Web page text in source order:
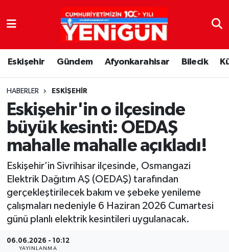
Eskişehir Gündem Afyonkarahisar Bilecik
HABERLER ESKIŞEHIR
Eskişehir'in o ilçesinde
büyük kesinti: OEDAŞ
mahalle mahalle açıkladı!
Eskişehir’in Sivrihisar ilçesinde, Osmangazi
Elektrik Dağıtım AŞ (OEDAŞ) tarafından
gerçekleştirilecek bakım ve şebeke yenileme
çalışmaları nedeniyle 6 Haziran 2026 Cumartesi
günü planlı elektrik kesintileri uygulanacak.
06.06.2026 - 10:12
YAYINLANMA
Nöbetçi Eczaneler
Hava Durumu
Trafik Durumu
Süper Lig Puan Durumu ve Fikstür
Tüm Manşetler
Son Dakika Haberleri
Haber Arşivi